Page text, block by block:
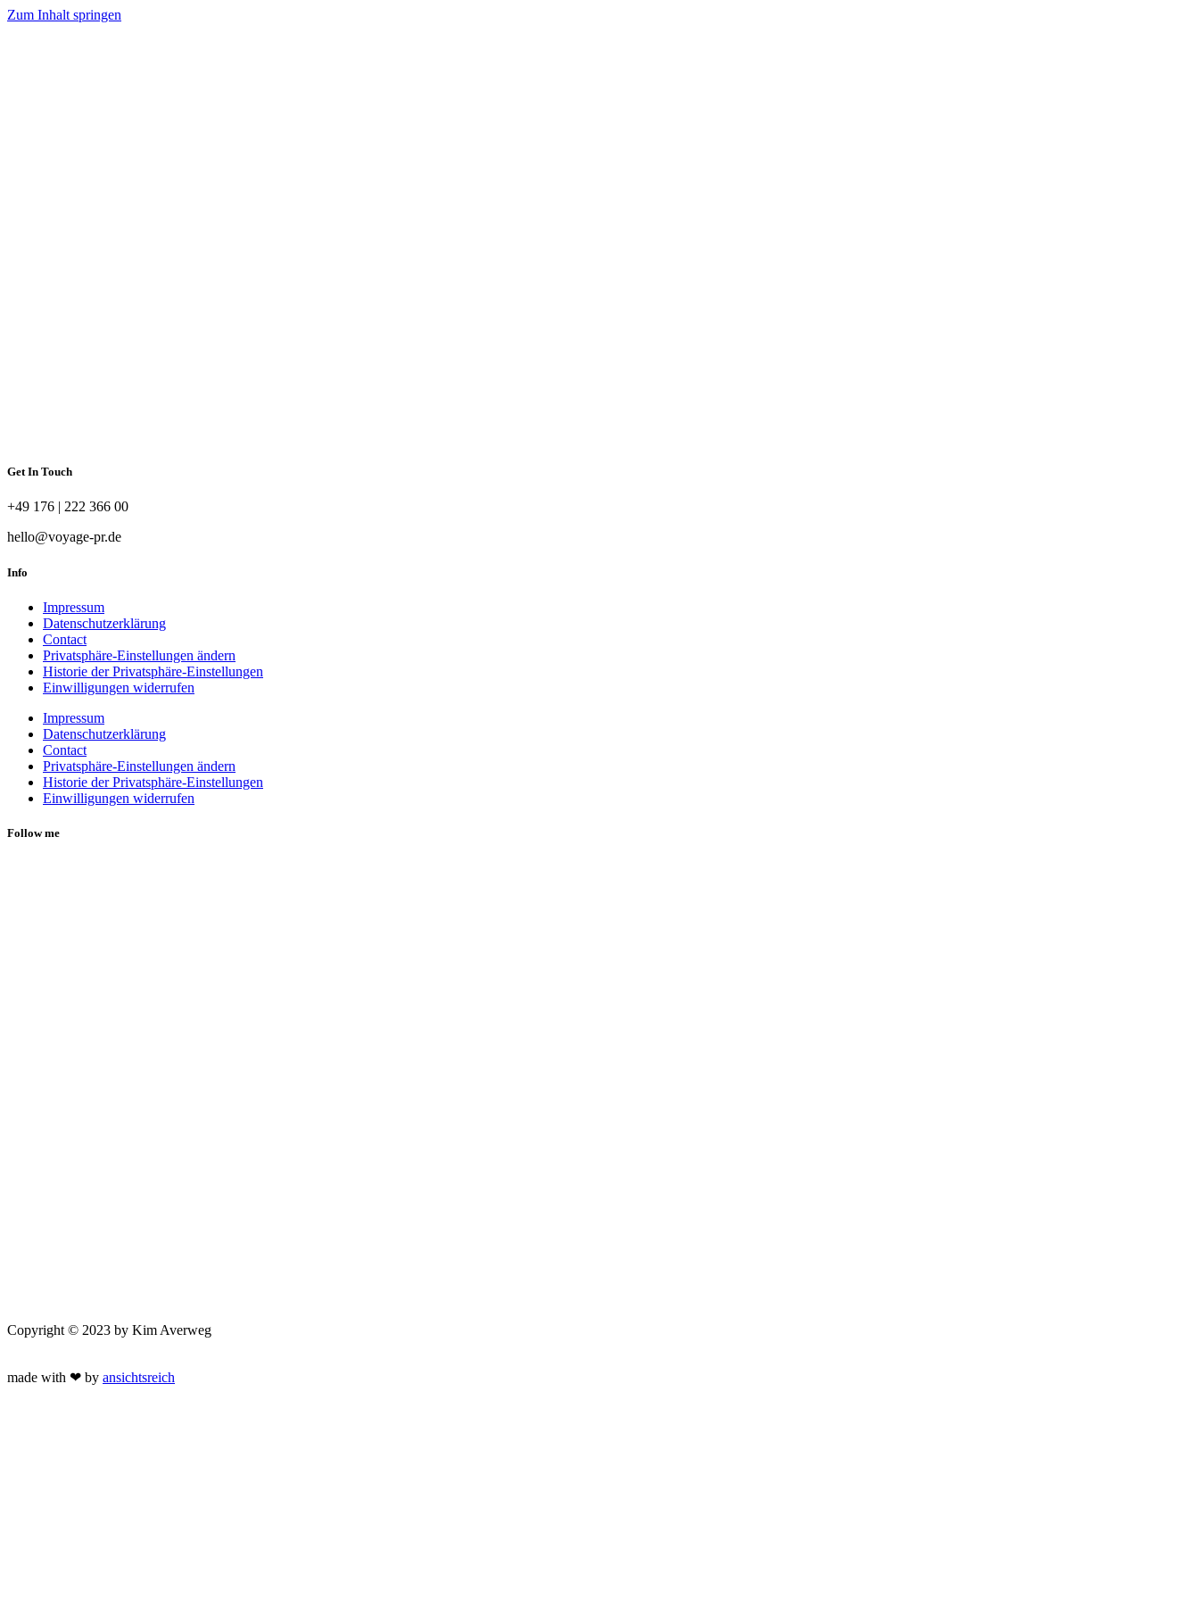
Zum Inhalt springen
Get In Touch
+49 176 | 222 366 00
hello@voyage-pr.de
Info
Impressum
Datenschutzerklärung
Contact
Privatsphäre-Einstellungen ändern
Historie der Privatsphäre-Einstellungen
Einwilligungen widerrufen
Impressum
Datenschutzerklärung
Contact
Privatsphäre-Einstellungen ändern
Historie der Privatsphäre-Einstellungen
Einwilligungen widerrufen
Follow me
Copyright © 2023 by Kim Averweg
made with ❤ by ansichtsreich